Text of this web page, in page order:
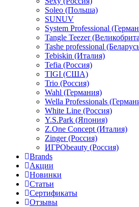
Soleo (Польша)
SUNUV
System Professional
Tangle Teezer
Tashe professional
Tebiskin (Италия)
Tefia (Россия)
TIGI (США)
Trio (Россия)
Wahl (Германия)
Wella Professionals
White Line (Россия)
Y.S.Park (Япония)
Z.One Concept (Италия)
Zinger (Россия)
ИГРОbeauty (Россия)
Brands
Акции
Новинки
Статьи
Сертификаты
Отзывы